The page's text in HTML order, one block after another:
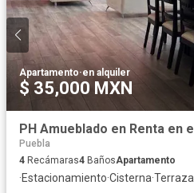
Apartamento·en alquiler
$ 35,000 MXN
Puebla
4 Recámaras4 BañosApartamento
·Estacionamiento·Cisterna·Terraza